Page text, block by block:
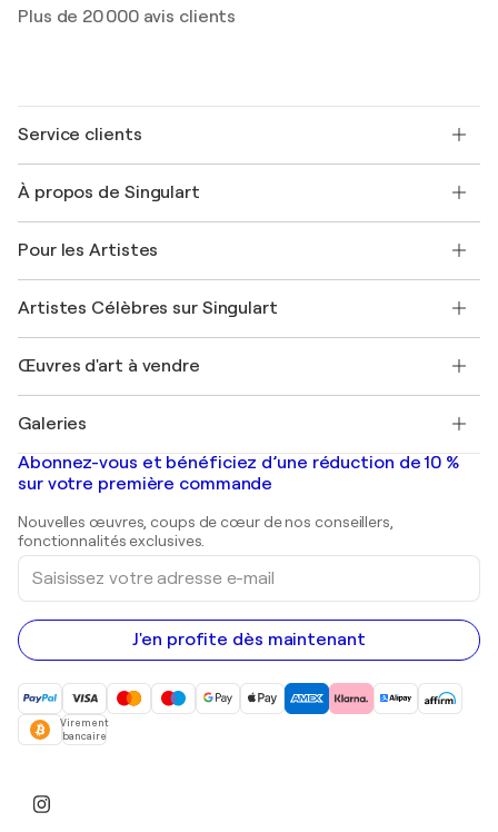
Plus de 20 000 avis clients
Service clients
Expédition
Offrir une carte cadeau
Rejoignez notre programme commercial
Mon compte
+33 1 76 44 06 42
À propos de Singulart
FAQ
Magazine Singulart
Emplois
Découvrez une sélection d'art original
Pour les Artistes
Se connecter en tant qu'Artiste
Artistes Célèbres sur Singulart
Marc Chagall
Banksy
Mr. Brainwash
Shepard Fairey
Œuvres d'art à vendre
Tableaux abstraits à vendre
Peintures de paysage
Estampes
Peintures acryliques
Galeries
Galeries d'art en France
Galeries d'art en Belgique
Abonnez-vous et bénéficiez d’une réduction de 10 %
sur votre première commande
Nouvelles œuvres, coups de cœur de nos conseillers,
fonctionnalités exclusives.
Saisissez
votre
adresse
e-
mail
J'en profite dès maintenant
Virement
bancaire